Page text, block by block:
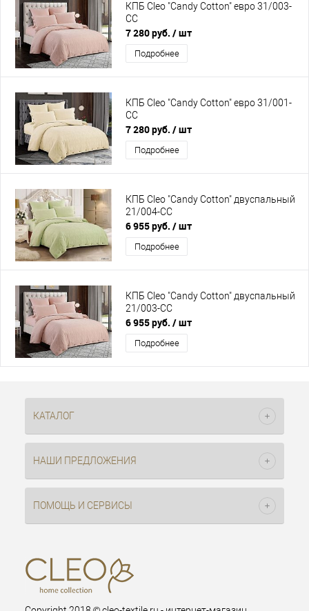
КПБ Cleo "Candy Cotton" евро 31/003-
CC
7 280 руб. / шт
Подробнее
КПБ Cleo "Candy Cotton" евро 31/001-
CC
7 280 руб. / шт
Подробнее
КПБ Cleo "Candy Cotton" двуспальный
21/004-CC
6 955 руб. / шт
Подробнее
КПБ Cleo "Candy Cotton" двуспальный
21/003-CC
6 955 руб. / шт
Подробнее
КАТАЛОГ
НАШИ ПРЕДЛОЖЕНИЯ
ПОМОЩЬ И СЕРВИСЫ